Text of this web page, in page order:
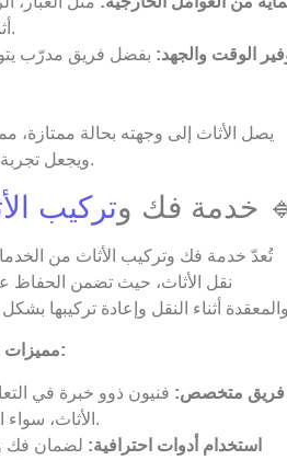
أثناء التحميل والنقل.
الوقت والجهد: بفضل فريق مدرّب
يصل الأثاث إلى وجهته بحالة ممتازة،
ويجعل تجربة النقل أكثر أمانًا وسلاسة.
خدمة فك وتركيب
تُعدّ خدمة فك وتركيب الأثاث من
نقل الأثاث، حيث تضمن الحفاظ
مميزات خدمة فك وتركيب الأثاث:
فريق متخصص: فنيون ذوو خبرة في
الأثاث، سواء المنزلي أو المكتبي.
استخدام أدوات احترافية: لضمان فك